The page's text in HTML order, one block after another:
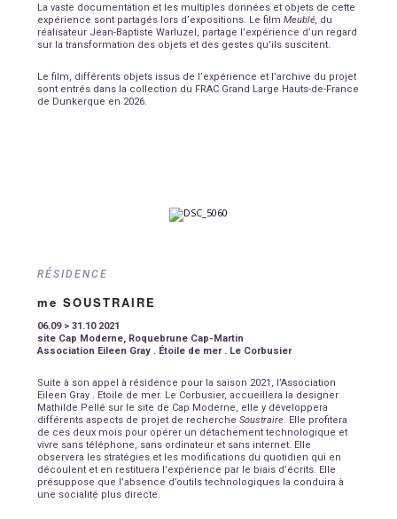
La vaste documentation et les multiples données et objets de cette
expérience sont partagés lors d’expositions. Le film Meublé, du
réalisateur Jean-Baptiste Warluzel, partage l’expérience d’un regard
sur la transformation des objets et des gestes qu’ils suscitent.
Le film, différents objets issus de l’expérience et l’archive du projet
sont entrés dans la collection du FRAC Grand Large Hauts-de-France
de Dunkerque en 2026.
RÉSIDENCE
me SOUSTRAIRE
06.09 > 31.10 2021
site Cap Moderne, Roquebrune Cap-Martin
Association Eileen Gray . Étoile de mer . Le Corbusier
Suite à son appel à résidence pour la saison 2021, l’Association
Eileen Gray . Etoile de mer. Le Corbusier, accueillera la designer
Mathilde Pellé sur le site de Cap Moderne, elle y développera
différents aspects de projet de recherche Soustraire . Elle profitera
de ces deux mois pour opérer un détachement technologique et
vivre sans téléphone, sans ordinateur et sans internet. Elle
observera les stratégies et les modifications du quotidien qui en
découlent et en restituera l’expérience par le biais d’écrits. Elle
présuppose que l’absence d’outils technologiques la conduira à
une socialité plus directe.